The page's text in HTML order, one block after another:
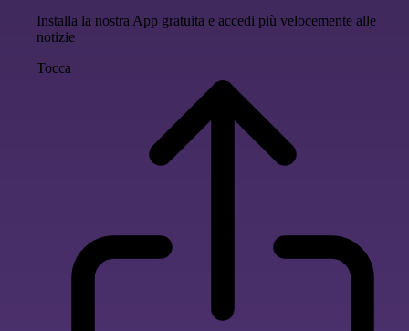
Installa la nostra App gratuita e accedi più velocemente alle
notizie
Tocca